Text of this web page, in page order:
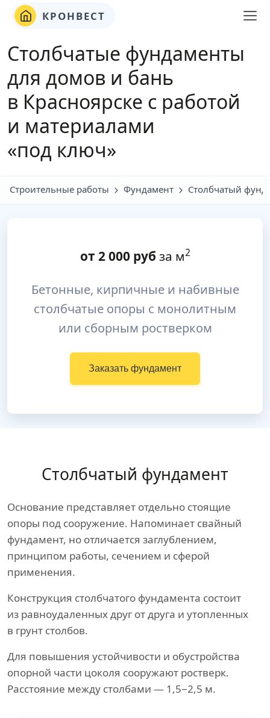
КРОНВЕСТ
Столбчатые фундаменты
для домов и бань
в Красноярске с работой
и материалами
«под ключ»
Строительные работы Фундамент Столбчатый
от 2 000руб за м2
Бетонные, кирпичные и набивные
столбчатые опоры с монолитным
или сборным ростверком
Заказать фундамент
Столбчатый фундамент
Основание представляет отдельно стоящие
опоры под сооружение. Напоминает свайный
фундамент, но отличается заглублением,
принципом работы, сечением и сферой
применения.
Конструкция столбчатого фундамента состоит
из равноудаленных друг от друга и утопленных
в грунт столбов.
Для повышения устойчивости и обустройства
опорной части цоколя сооружают ростверк.
Расстояние между столбами — 1,5−2,5 м.